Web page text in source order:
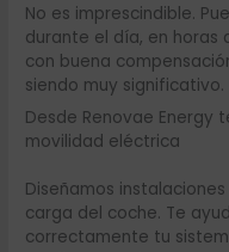
No es imprescindible.
durante el día, en horas
con buena
siendo muy significativo.
Desde Renovae Energy
movilidad eléctrica
Diseñamos
carga del coche. Te
correctamente tu